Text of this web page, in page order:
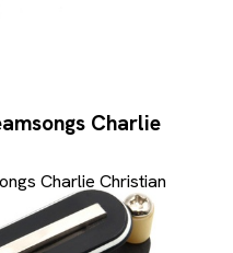
Charlie
Charlie Christian